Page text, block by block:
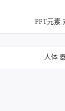
PPT元素